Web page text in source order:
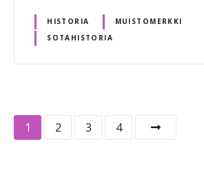
HISTORIA
MUISTOMERKKI
SOTAHISTORIA
V1 2 3 4